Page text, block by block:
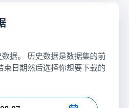
据。 历史数据是数据集的前
束日期然后选择你想要下载的